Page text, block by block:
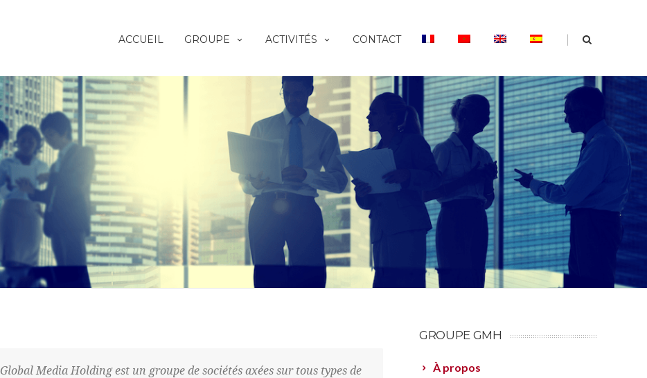
ACCUEIL GROUPE ACTIVITÉS CONTACT |
Global Media Holding est un groupe de sociétés axées sur tous types de
GROUPE GMH
À propos